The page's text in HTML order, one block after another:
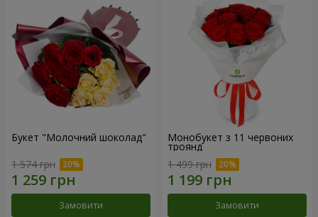
Букет "Молочний шоколад"
1 574 грн
Замовити
Монобукет з 11 червоних
троянд
1 499 грн
Замовити